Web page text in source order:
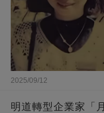
2025/09/12
明道轉型企業家「